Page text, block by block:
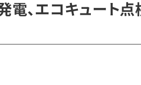
電、エコキュート